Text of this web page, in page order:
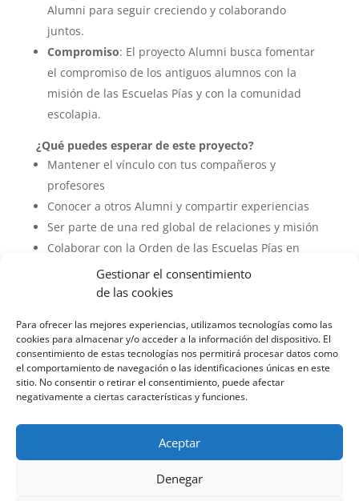
Gestionar el consentimiento
de las cookies
Para ofrecer las mejores experiencias, utilizamos tecnologías como las
cookies para almacenar y/o acceder a la información del dispositivo. El
consentimiento de estas tecnologías nos permitirá procesar datos como
el comportamiento de navegación o las identificaciones únicas en este
sitio. No consentir o retirar el consentimiento, puede afectar
negativamente a ciertas características y funciones.
Aceptar
Denegar
Alumni para seguir creciendo y colaborando
juntos.
Compromiso: El proyecto Alumni busca fomentar
el compromiso de los antiguos alumnos con la
misión de las Escuelas Pías y con la comunidad
escolapia.
¿Qué puedes esperar de este proyecto?
Mantener el vínculo con tus compañeros y
profesores
Conocer a otros Alumni y compartir experiencias
Ser parte de una red global de relaciones y misión
Colaborar con la Orden de las Escuelas Pías en
proyectos y actividades
¡Únete a nuestra Red Alumni y
sigue siendo parte de la
comunidad escolapia en Soria!
VERIFICACIÓN DE SEGURIDAD